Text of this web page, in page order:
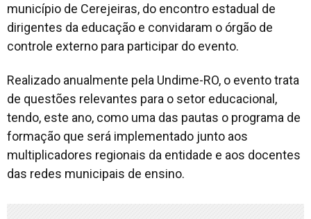
município de Cerejeiras, do encontro estadual de
dirigentes da educação e convidaram o órgão de
controle externo para participar do evento.
Realizado anualmente pela Undime-RO, o evento trata
de questões relevantes para o setor educacional,
tendo, este ano, como uma das pautas o programa de
formação que será implementado junto aos
multiplicadores regionais da entidade e aos docentes
das redes municipais de ensino.